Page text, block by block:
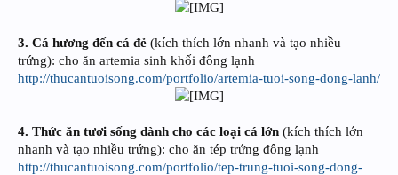
3. Cá hương đến cá đẻ (kích thích lớn nhanh và tạo nhiều
trứng): cho ăn artemia sinh khối đông lạnh
http://thucantuoisong.com/portfolio/artemia-tuoi-song-dong-lanh/
4. Thức ăn tươi sống dành cho các loại cá lớn (kích thích lớn
nhanh và tạo nhiều trứng): cho ăn tép trứng đông lạnh
http://thucantuoisong.com/portfolio/tep-trung-tuoi-song-dong-